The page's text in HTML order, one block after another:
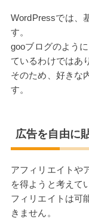
WordPressでは、
す。
gooブログのよう
ているわけではあ
そのため、好きな
す。
広告を自由に
アフィリエイトや
を得ようと考えて
フィリエイトは可
きません。